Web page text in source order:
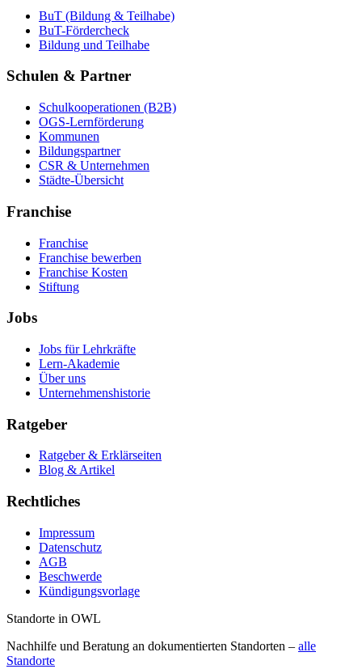
BuT (Bildung & Teilhabe)
BuT-Fördercheck
Bildung und Teilhabe
Schulen & Partner
Schulkooperationen (B2B)
OGS-Lernförderung
Kommunen
Bildungspartner
CSR & Unternehmen
Städte-Übersicht
Franchise
Franchise
Franchise bewerben
Franchise Kosten
Stiftung
Jobs
Jobs für Lehrkräfte
Lern-Akademie
Über uns
Unternehmenshistorie
Ratgeber
Ratgeber & Erklärseiten
Blog & Artikel
Rechtliches
Impressum
Datenschutz
AGB
Beschwerde
Kündigungsvorlage
Standorte in OWL
Nachhilfe und Beratung an dokumentierten Standorten – alle
Standorte